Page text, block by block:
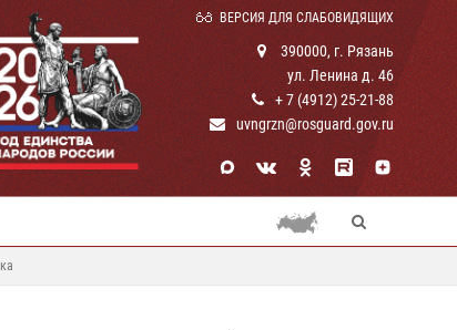
ВЕРСИЯ ДЛЯ СЛАБОВИДЯЩИХ
390000, г. Рязань
ул. Ленина д. 46
+ 7 (4912) 25-21-88
uvngrzn@rosguard.gov.ru